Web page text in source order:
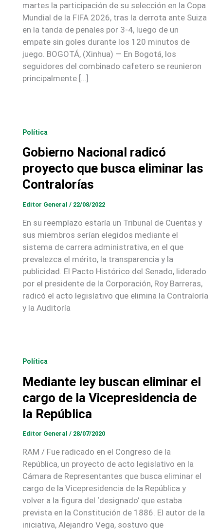
martes la participación de su selección en la Copa
Mundial de la FIFA 2026, tras la derrota ante Suiza
en la tanda de penales por 3-4, luego de un
empate sin goles durante los 120 minutos de
juego. BOGOTÁ, (Xinhua) — En Bogotá, los
seguidores del combinado cafetero se reunieron
principalmente […]
Política
Gobierno Nacional radicó
proyecto que busca eliminar las
Contralorías
Editor General / 22/08/2022
En su reemplazo estaría un Tribunal de Cuentas y
sus miembros serían elegidos mediante el
sistema de carrera administrativa, en el que
prevalezca el mérito, la transparencia y la
publicidad. El Pacto Histórico del Senado, liderado
por el presidente de la Corporación, Roy Barreras,
radicó el acto legislativo que elimina la Contraloría
y la Auditoría
Política
Mediante ley buscan eliminar el
cargo de la Vicepresidencia de
la República
Editor General / 28/07/2020
RAM / Fue radicado en el Congreso de la
República, un proyecto de acto legislativo en la
Cámara de Representantes que busca eliminar el
cargo de la Vicepresidencia de la República y
volver a la figura del ‘designado’ que estaba
prevista en la Constitución de 1886. El autor de la
iniciativa, Alejandro Vega, sostuvo que